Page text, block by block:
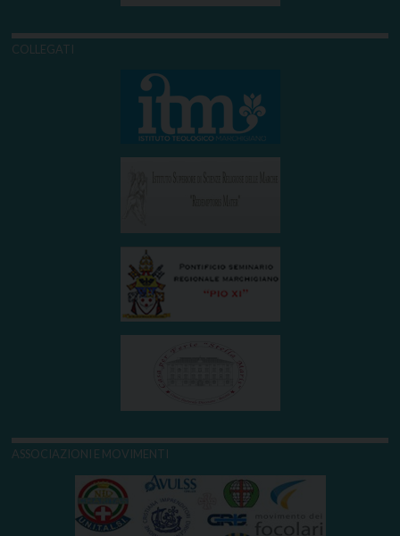
COLLEGATI
ASSOCIAZIONI E MOVIMENTI